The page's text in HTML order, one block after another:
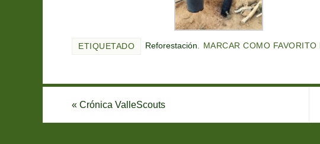
ETIQUETADO Reforestación. MARCAR COMO FAVORITO
« Crónica ValleScouts